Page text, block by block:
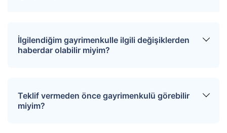
İlgilendiğim gayrimenkulle ilgili değişiklerden
haberdar olabilir miyim?
tapular hakkında tüm haberler, değişiklikler ve
açık artırma tarihlerinde oluşacak gelişmeler size
Teklif vermeden önce gayrimenkulü görebilir
miyim?